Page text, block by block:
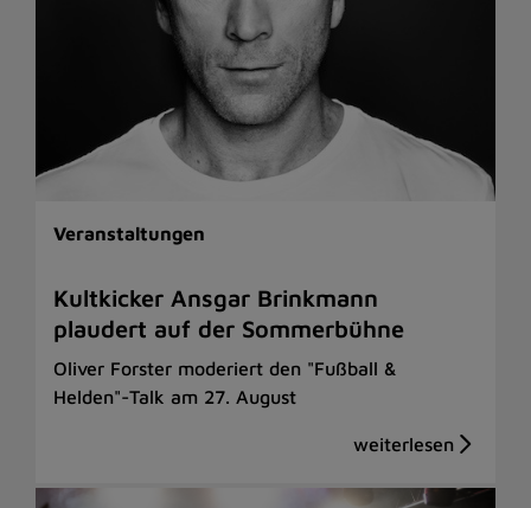
Veranstaltungen
Kultkicker Ansgar Brinkmann
plaudert auf der Sommerbühne
Oliver Forster moderiert den "Fußball &
Helden"-Talk am 27. August